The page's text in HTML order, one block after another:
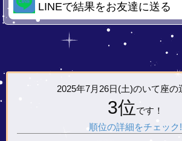
LINEで結果をお友達に送る
2025年7月26日(土)のいて座
3位です！
順位の詳細をチェック!